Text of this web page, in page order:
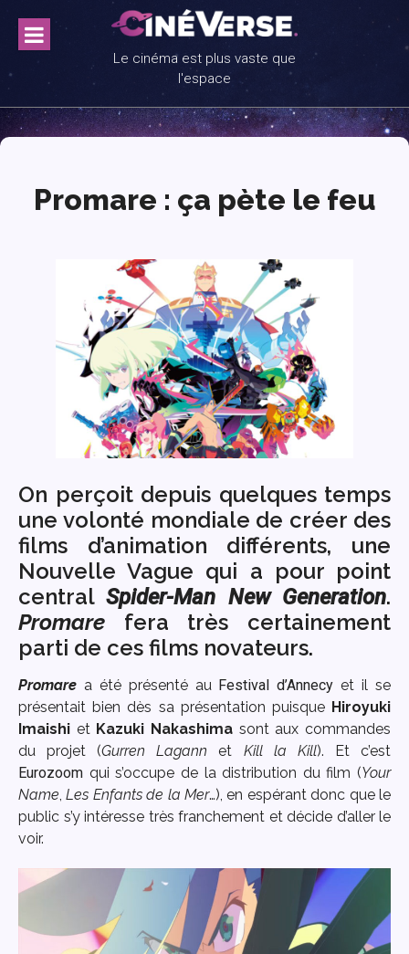
content
Le cinéma est plus vaste que
l'espace
Promare : ça pète le feu
On perçoit depuis quelques temps
une volonté mondiale de créer des
films d’animation différents, une
Nouvelle Vague qui a pour point
centralSpider-Man New Generation.
Promare fera très certainement
parti de ces films novateurs.
Promare a été présenté au Festival d’Annecy et il se
présentait bien dès sa présentation puisque Hiroyuki
Imaishi et Kazuki Nakashima sont aux commandes
du projet (Gurren Lagann et Kill la Kill). Et c’est
Eurozoom qui s’occupe de la distribution du film (Your
Name ,Les Enfants de la Mer…), en espérant donc que le
public s’y intéresse très franchement et décide d’aller le
voir.